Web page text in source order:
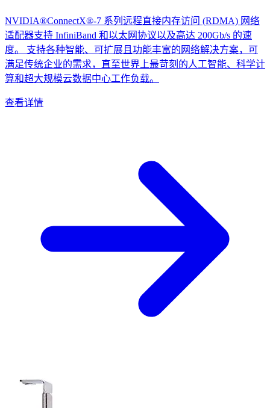
NVIDIA®ConnectX®-7 系列远程直接内存访问 (RDMA) 网络
适配器支持 InfiniBand 和以太网协议以及高达 200Gb/s 的速
度。 支持各种智能、可扩展且功能丰富的网络解决方案，可
满足传统企业的需求，直至世界上最苛刻的人工智能、科学计
算和超大规模云数据中心工作负载。
查看详情